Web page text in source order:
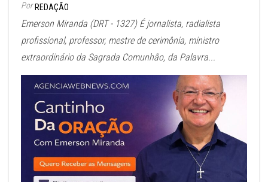
Por REDAÇÃO
Emerson Miranda (DRT - 1327) É jornalista, radialista
profissional, professor, mestre de cerimônia, ministro
extraordinário da Sagrada Comunhão, da Palavra...